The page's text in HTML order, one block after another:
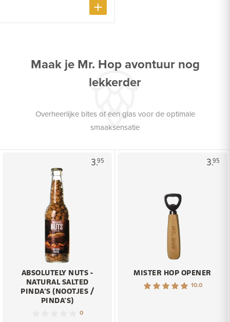
Maak je Mr. Hop avontuur nog
lekkerder
Overheerlijke bites of een glas voor de optimale
smaaksensatie
3.95
ABSOLUTELY NUTS -
NATURAL SALTED
PINDA'S (NOOTJES /
PINDA'S)
0
3.95
MISTER HOP OPENER
10.0